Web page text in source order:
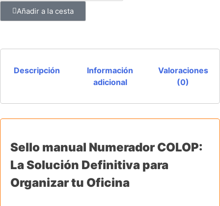
Añadir a la cesta
Descripción
Información
adicional
Valoraciones
(0)
Sello manual Numerador COLOP:
La Solución Definitiva para
Organizar tu Oficina